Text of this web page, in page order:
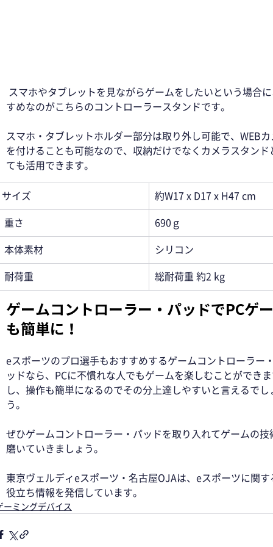
すめなのがこちらのコントローラースタンドです。
スマホ・タブレットホルダー部分は取り外し可能で、WEBカ
を付けることも可能なので、収納だけでなくカメラスタンド
ても活用できます。
サイズ 約W17 x D17 x H47 cm
重さ 690ｇ
本体素材 シリコン
耐荷重 総耐荷重 約2 kg
ゲームコントローラー・パッドでPCゲ
も簡単に！
eスポーツのプロ選手もおすすめするゲームコントローラー
ッドなら、PCに不慣れな人でもゲームを楽しむことができ
し、操作も簡単になるのでその分上達しやすいと言えるでし
う。
ぜひゲームコントローラー・パッドを取り入れてゲームの技
磨いていきましょう。
東京ヴェルディeスポーツ・名古屋OJAは、eスポーツに関す
役立ち情報を発信しています。
ーミングデバイス